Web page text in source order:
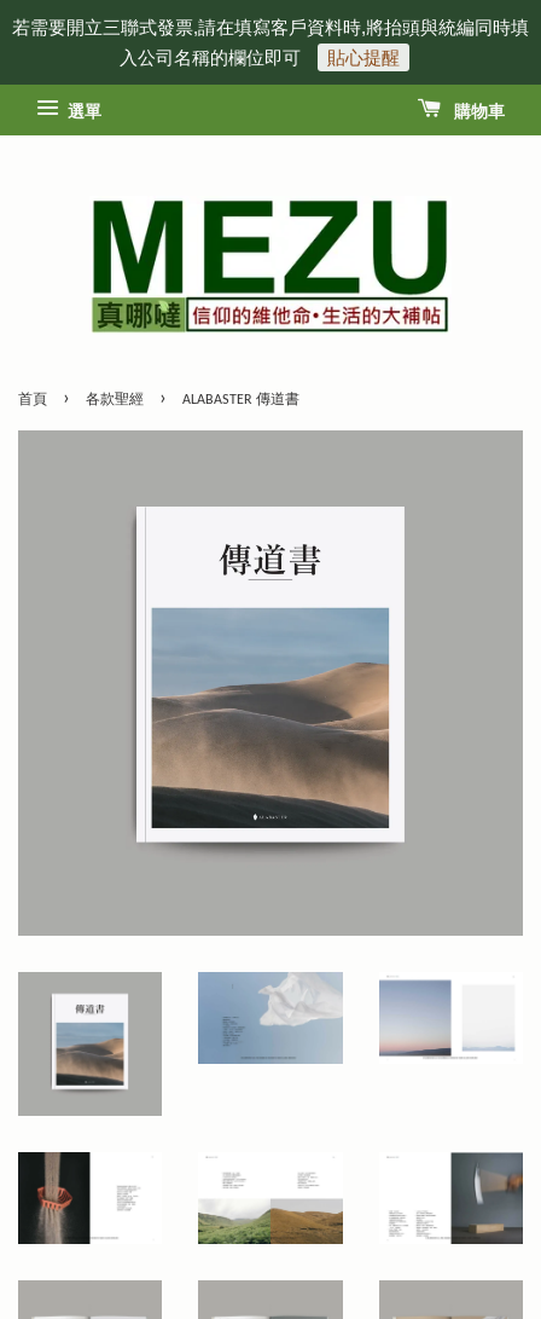
若需要開立三聯式發票,請在填寫客戶資料時,將抬頭與統編同時填
入公司名稱的欄位即可
貼心提醒
選單 購物車
首頁 › 各款聖經 › ALABASTER 傳道書